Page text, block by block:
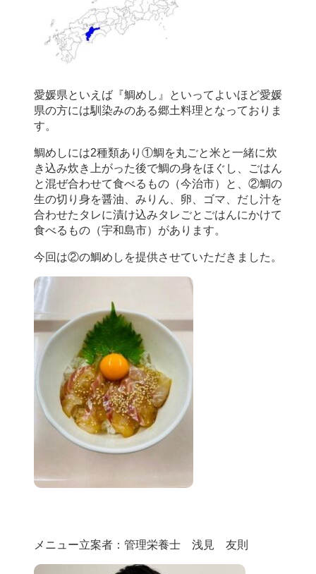
愛媛県といえば『鯛めし』といってよいほど愛媛
県の方には馴染みのある郷土料理となっておりま
す。
鯛めしには2種類あり①鯛を丸ごと米と一緒に炊
き込み炊き上がった後で鯛の身をほぐし、ごはん
と混ぜ合わせて食べるもの（今治市）と、②鯛の
生の切り身を醤油、みりん、卵、ゴマ、だし汁を
合わせたタレに漬け込みタレごとごはんにかけて
食べるもの（宇和島市）があります。
今回は②の鯛めしを提供させていただきました。
メニュー立案者：管理栄養士 浅見 友則